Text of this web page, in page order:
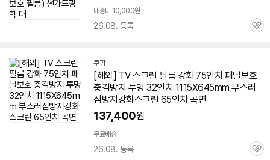
배송비 10,000원
26.08. 등록
관
쿠팡
[해외] TV스크린 필름 강화 75인치 패널보호
충격방지 투명 32인치 1115X645mm 부스러
짐방지강화스크린 65인치 곡면
137,400원
무료배송
26.08. 등록
관